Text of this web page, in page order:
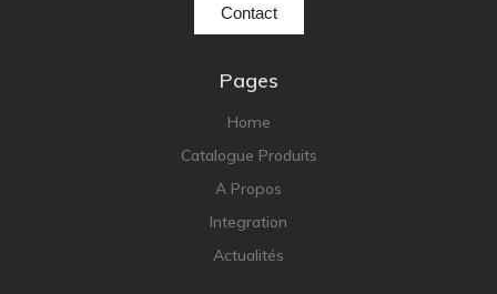
Contact
Pages
Home
Catalogue Produits
A Propos
Integration
Actualités